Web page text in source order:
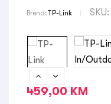
Brend:TP-Link SKU:
459,00 KM